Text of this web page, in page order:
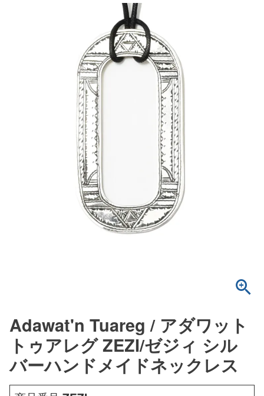
Adawat'n Tuareg / アダワット
トゥアレグ ZEZI/ゼジィ シル
バーハンドメイドネックレス